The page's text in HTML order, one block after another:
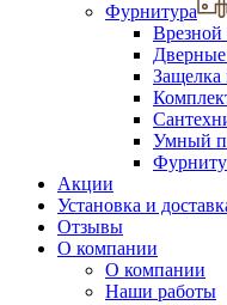
Фурнитура
Врезной
Дверные
Защелка
Умный
Акции
Установка и
Отзывы
О компании
О компании
Наши работы